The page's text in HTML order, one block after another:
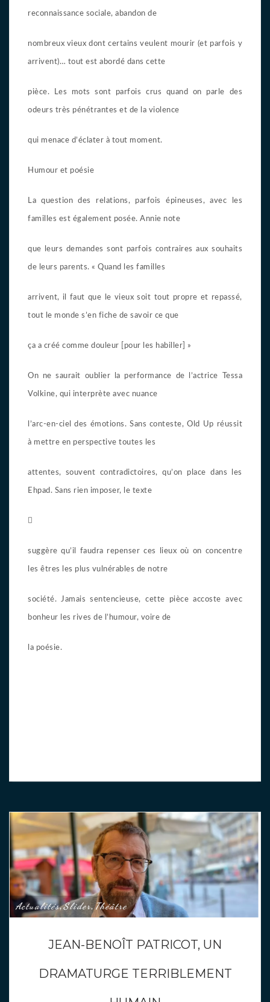
reconnaissance sociale, abandon de
nombreux vieux dont certains veulent mourir (et parfois y
arrivent)… tout est abordé dans cette
pièce. Les mots sont parfois crus quand on parle des
odeurs très pénétrantes et de la violence
qui menace d’éclater à tout moment.
Humour et poésie
La question des relations, parfois épineuses, avec les
familles est également posée. Annie note
que leurs demandes sont parfois contraires aux souhaits
de leurs parents. « Quand les familles
arrivent, il faut que le vieux soit tout propre et repassé,
tout le monde s’en fiche de savoir ce que
ça a créé comme douleur [pour les habiller] »
On ne saurait oublier la performance de l’actrice Tessa
Volkine, qui interprète avec nuance
l’arc-en-ciel des émotions. Sans conteste, Old Up réussit
à mettre en perspective toutes les
attentes, souvent contradictoires, qu’on place dans les
Ehpad. Sans rien imposer, le texte

suggère qu’il faudra repenser ces lieux où on concentre
les êtres les plus vulnérables de notre
société. Jamais sentencieuse, cette pièce accoste avec
bonheur les rives de l’humour, voire de
la poésie.
Actualités,Slider,Théâtre
JEAN-BENOÎT PATRICOT, UN
DRAMATURGE TERRIBLEMENT